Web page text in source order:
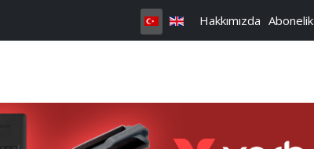
Hakkımızda Abonelik